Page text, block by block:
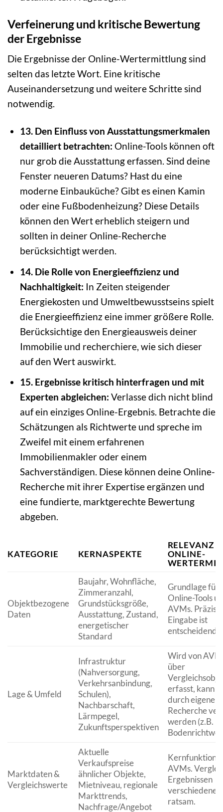
Verfeinerung und kritische Bewertung
der Ergebnisse
Die Ergebnisse der Online-Wertermittlung sind
selten das letzte Wort. Eine kritische
Auseinandersetzung und weitere Schritte sind
notwendig.
13. Den Einfluss von Ausstattungsmerkmalen
detailliert betrachten: Online-Tools können oft
nur grob die Ausstattung erfassen. Sind deine
Fenster neueren Datums? Hast du eine
moderne Einbauküche? Gibt es einen Kamin
oder eine Fußbodenheizung? Diese Details
können den Wert erheblich steigern und
sollten in deiner Online-Recherche
berücksichtigt werden.
14. Die Rolle von Energieeffizienz und
Nachhaltigkeit: In Zeiten steigender
Energiekosten und Umweltbewusstseins spielt
die Energieeffizienz eine immer größere Rolle.
Berücksichtige den Energieausweis deiner
Immobilie und recherchiere, wie sich dieser
auf den Wert auswirkt.
15. Ergebnisse kritisch hinterfragen und mit
Experten abgleichen: Verlasse dich nicht blind
auf ein einziges Online-Ergebnis. Betrachte die
Schätzungen als Richtwerte und spreche im
Zweifel mit einem erfahrenen
Immobilienmakler oder einem
Sachverständigen. Diese können deine Online-
Recherche mit ihrer Expertise ergänzen und
eine fundierte, marktgerechte Bewertung
abgeben.
KATEGORIE KERNASPEKTE
RELEVANZ
ONLINE-
Objektbezogene
Daten
Baujahr, Wohnfläche,
Zimmeranzahl,
Grundstücksgröße,
Ausstattung, Zustand,
energetischer
Standard
Grundlage für
Online-Tools
AVMs. Präzise
Eingabe ist
entscheidend.
Lage & Umfeld
Infrastruktur
(Nahversorgung,
Verkehrsanbindung,
Schulen),
Nachbarschaft,
Lärmpegel,
Zukunftsperspektiven
Wird von
über
erfasst, kann
durch eigene
Recherche
werden (z.B.
Marktdaten &
Vergleichswerte
Aktuelle
Verkaufspreise
ähnlicher Objekte,
Mietniveau, regionale
Markttrends,
Nachfrage/Angebot
AVMs.
Ergebnissen
verschiedener
ratsam.